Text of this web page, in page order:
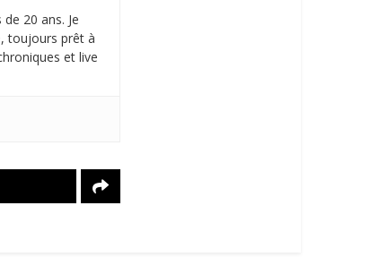
20 ans. Je
toujours prêt à
et live